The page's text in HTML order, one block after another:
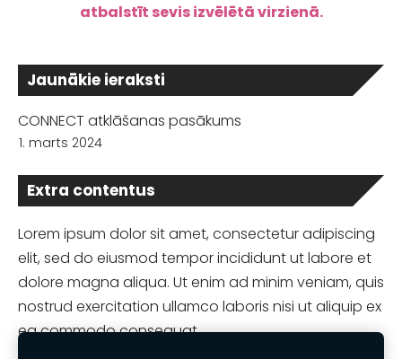
Jaunākie ieraksti
CONNECT atklāšanas pasākums
1. marts 2024
Extra contentus
Lorem ipsum dolor sit amet, consectetur adipiscing
elit, sed do eiusmod tempor incididunt ut labore et
dolore magna aliqua. Ut enim ad minim veniam, quis
nostrud exercitation ullamco laboris nisi ut aliquip ex
ea commodo consequat.
atbalstīt sevis izvēlētā virzienā.